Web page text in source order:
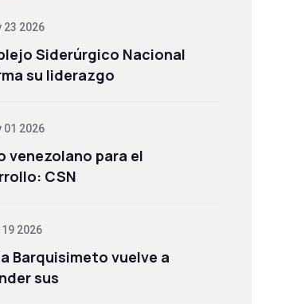
23 2026
Siderúrgico Nacional
su liderazgo
01 2026
venezolano para el
CSN
19 2026
Barquisimeto vuelve a
sus